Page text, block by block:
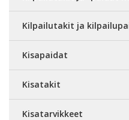
Kilpailutakit ja
Kisapaidat
Kisatakit
Kisatarvikkeet